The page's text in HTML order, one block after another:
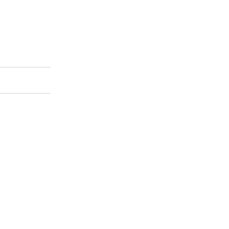
CAMPEONATO ANUAL DE CICLISMO
DE UN TALLER MUSICAL CON EL CONSERVATORIO